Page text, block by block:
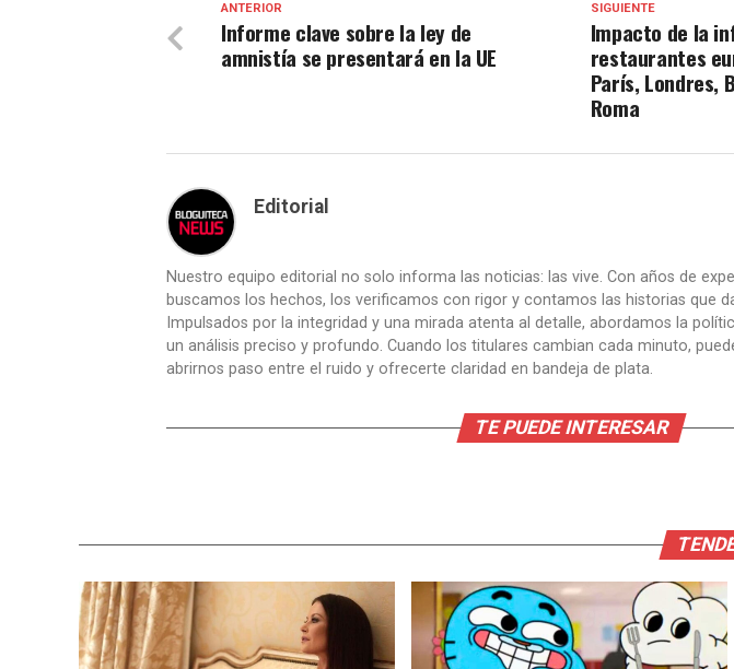
SIGUIENTE
Impacto de la
restaurantes
París, Londres,
Roma
ANTERIOR
Informe clave sobre la ley de
amnistía se presentará en la UE
Editorial
Nuestro equipo editorial no solo informa las noticias: las vive. Con años de
buscamos los hechos, los verificamos con rigor y contamos las historias que
Impulsados por la integridad y una mirada atenta al detalle, abordamos la
un análisis preciso y profundo. Cuando los titulares cambian cada minuto,
abrirnos paso entre el ruido y ofrecerte claridad en bandeja de plata.
TE PUEDE INTERESAR